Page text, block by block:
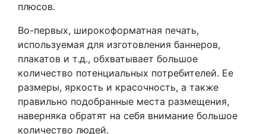
плюсов.
Во-первых, широкоформатная печать,
используемая для изготовления баннеров,
плакатов и т.д., обхватывает большое
количество потенциальных потребителей. Ее
размеры, яркость и красочность, а также
правильно подобранные места размещения,
наверняка обратят на себя внимание большое
количество людей.